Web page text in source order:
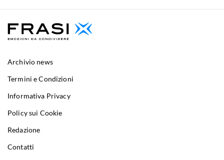
Archivio news
Termini e Condizioni
Informativa Privacy
Policy sui Cookie
Redazione
Contatti